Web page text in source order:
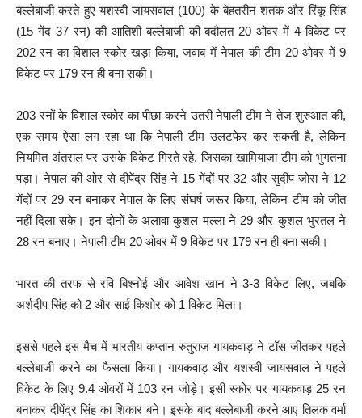
बल्लेबाजी करते हुए यशस्वी जायसवाल (100) के बेहतरीन शतक और रिंकू सिंह
(15 गेंद 37 रन) की आतिशी बल्लेबाजी की बदौलत 20 ओवर में 4 विकेट पर
202 रन का विशाल स्कोर खड़ा किया, जवाब में नेपाल की टीम 20 ओवर में 9
विकेट पर 179 रन ही बना सकी।
203 रनों के विशाल स्कोर का पीछा करने उतरी नेपाली टीम ने तेज शुरुआत की,
एक समय ऐसा लग रहा था कि नेपाली टीम उलटफेर कर सकती है, लेकिन
नियमित अंतराल पर उसके विकेट गिरते रहे, जिसका खामियाजा टीम को भुगतना
पड़ा। नेपाल की ओर से दीपेंद्र सिंह ने 15 गेंदों पर 32 और सुदीप जोरा ने 12
गेंदों पर 29 रन बनाकर नेपाल के लिए संघर्ष जरूर किया, लेकिन टीम को जीत
नहीं दिला सके। इन दोनों के अलावा कुशल मल्ला ने 29 और कुशल भुरतल ने
28 रन बनाए। नेपाली टीम 20 ओवर में 9 विकेट पर 179 रन ही बना सकी।
भारत की तरफ से रवि बिश्नोई और आवेश खान ने 3-3 विकेट लिए, जबकि
अर्शदीप सिंह को 2 और साई किशोर को 1 विकेट मिला।
इससे पहले इस मैच में भारतीय कप्तान रुतुराज गायकवाड़ ने टॉस जीतकर पहले
बल्लेबाजी करने का फैसला किया। गायकवाड़ और यशस्वी जायसवाल ने पहले
विकेट के लिए 9.4 ओवरों में 103 रन जोड़े। इसी स्कोर पर गायकवाड़ 25 रन
बनाकर दीपेंद्र सिंह का शिकार बने। इसके बाद बल्लेबाजी करने आए तिलक वर्मा